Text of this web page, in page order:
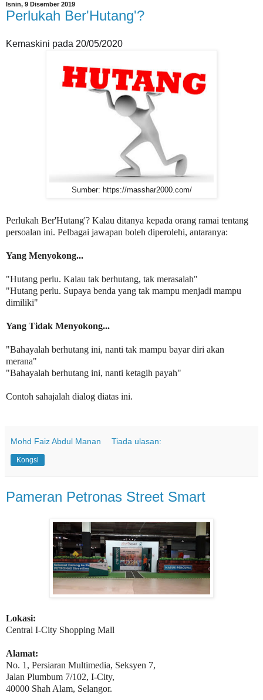
Isnin, 9 Disember 2019
Perlukah Ber'Hutang'?
Kemaskini pada 20/05/2020
Sumber: https://masshar2000.com/
Perlukah Ber'Hutang'? Kalau ditanya kepada orang ramai tentang
persoalan ini. Pelbagai jawapan boleh diperolehi, antaranya:
Yang Menyokong...
"Hutang perlu. Kalau tak berhutang, tak merasalah"
"Hutang perlu. Supaya benda yang tak mampu menjadi mampu
dimiliki"
Yang Tidak Menyokong...
"Bahayalah berhutang ini, nanti tak mampu bayar diri akan
merana"
"Bahayalah berhutang ini, nanti ketagih payah"
Contoh sahajalah dialog diatas ini.
Mohd Faiz Abdul Manan Tiada ulasan:
Kongsi
Pameran Petronas Street Smart
Lokasi:
Central I-City Shopping Mall
Alamat:
No. 1, Persiaran Multimedia, Seksyen 7,
Jalan Plumbum 7/102, I-City,
40000 Shah Alam, Selangor.